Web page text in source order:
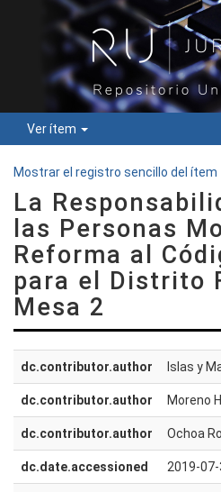
Ver ítem
Mostrar el registro sencillo del ítem
La
las Personas
Reforma al
para el Distrito
Mesa 2
dc.contributor.author Islas y
dc.contributor.author Moreno
dc.contributor.author Ochoa
dc.date.accessioned 2019-